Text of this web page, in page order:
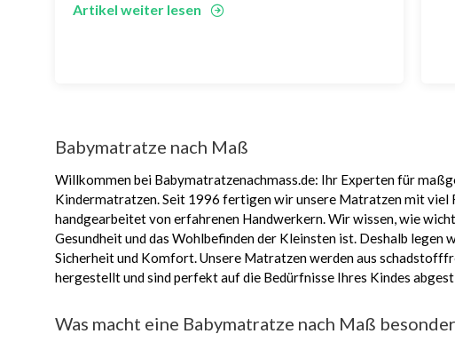
Artikel weiter lesen
Babymatratze nach Maß
Willkommen bei Babymatratzenachmass.de: Ihr Experten für
Kindermatratzen. Seit 1996 fertigen wir unsere Matratzen mit viel
handgearbeitet von erfahrenen Handwerkern. Wir wissen, wie
Gesundheit und das Wohlbefinden der Kleinsten ist. Deshalb
Sicherheit und Komfort. Unsere Matratzen werden aus
hergestellt und sind perfekt auf die Bedürfnisse Ihres Kindes
Was macht eine Babymatratze nach Maß